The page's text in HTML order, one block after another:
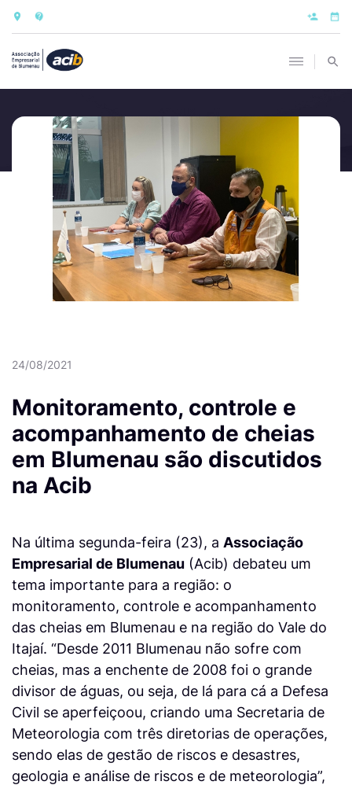
24/08/2021
Monitoramento, controle e
acompanhamento de cheias
em Blumenau são discutidos
na Acib
Na última segunda-feira (23), a Associação
Empresarial de Blumenau (Acib) debateu um
tema importante para a região: o
monitoramento, controle e acompanhamento
das cheias em Blumenau e na região do Vale do
Itajaí. “Desde 2011 Blumenau não sofre com
cheias, mas a enchente de 2008 foi o grande
divisor de águas, ou seja, de lá para cá a Defesa
Civil se aperfeiçoou, criando uma Secretaria de
Meteorologia com três diretorias de operações,
sendo elas de gestão de riscos e desastres,
geologia e análise de riscos e de meteorologia”,